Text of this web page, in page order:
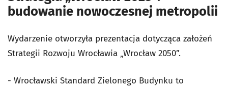
budowanie nowoczesnej metropolii
Wydarzenie otworzyła prezentacja dotycząca założeń
Strategii Rozwoju Wrocławia „Wrocław 2050”.
- Wrocławski Standard Zielonego Budynku to